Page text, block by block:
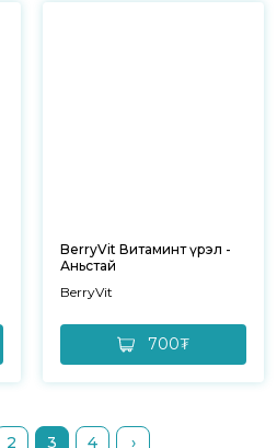
BerryVit Витаминт үрэл -
Аньстай
BerryVit
700₮
2 3 4 ›